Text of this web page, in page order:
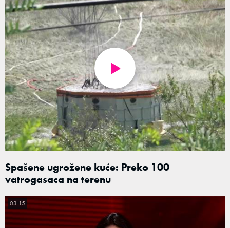
Spašene ugrožene kuće: Preko 100
vatrogasaca na terenu
03:15